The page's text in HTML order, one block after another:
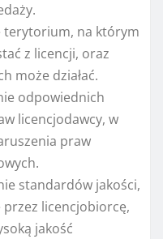
terytorium, na którym
z licencji, oraz
może działać.
odpowiednich
licencjodawcy, w
praw
standardów jakości,
przez licencjobiorcę,
jakość